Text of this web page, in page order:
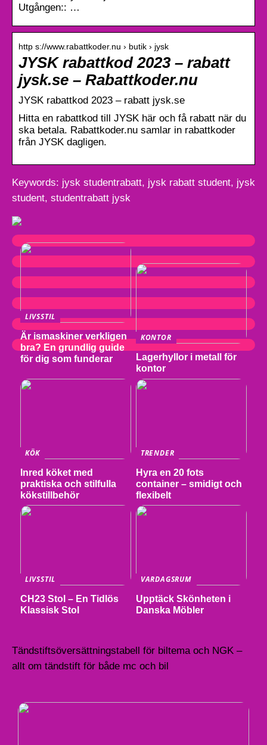
Utgången:: …
http s://www.rabattkoder.nu › butik › jysk
JYSK rabattkod 2023 – rabatt
jysk.se – Rabattkoder.nu
JYSK rabattkod 2023 – rabatt jysk.se
Hitta en rabattkod till JYSK här och få rabatt när du
ska betala. Rabattkoder.nu samlar in rabattkoder
från JYSK dagligen.
Keywords: jysk studentrabatt, jysk rabatt student, jysk
student, studentrabatt jysk
LIVSSTIL
Är ismaskiner verkligen
bra? En grundlig guide
för dig som funderar
KONTOR
Lagerhyllor i metall för
kontor
KÖK
Inred köket med
praktiska och stilfulla
kökstillbehör
TRENDER
Hyra en 20 fots
container – smidigt och
flexibelt
LIVSSTIL
CH23 Stol – En Tidlös
Klassisk Stol
VARDAGSRUM
Upptäck Skönheten i
Danska Möbler
Tändstiftsöversättningstabell för biltema och NGK –
allt om tändstift för både mc och bil